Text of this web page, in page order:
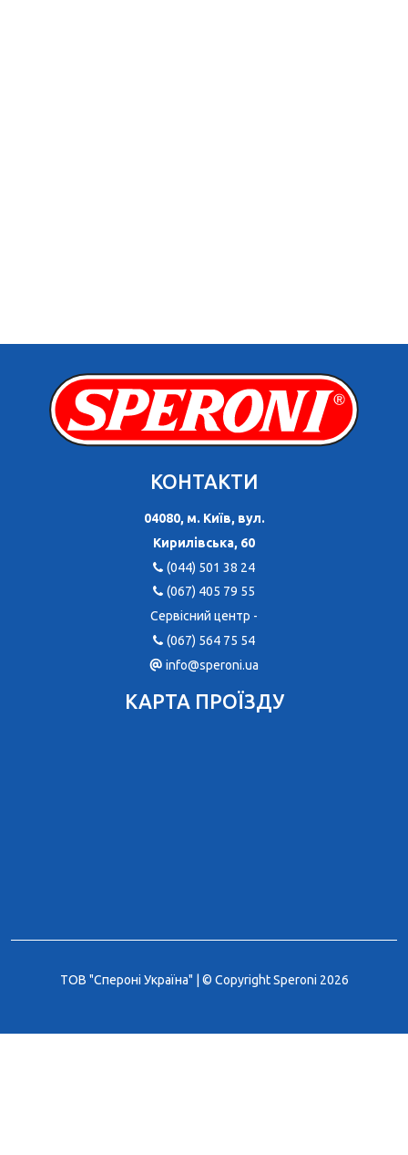
КОНТАКТИ
04080, м. Київ, вул.
Кирилівська, 60
(044) 501 38 24
(067) 405 79 55
Сервісний центр -
(067) 564 75 54
info@speroni.ua
КАРТА ПРОЇЗДУ
ТОВ "Спероні Україна" | © Copyright Speroni 2026